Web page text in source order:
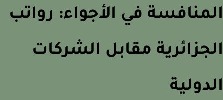
في الأجواء: رواتب
مقابل الشركات